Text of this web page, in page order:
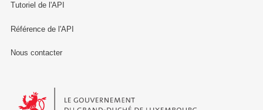
Tutoriel de l'API
Référence de l'API
Nous contacter
Le Gouvernement du Grand-Duché de Luxembourg - Service